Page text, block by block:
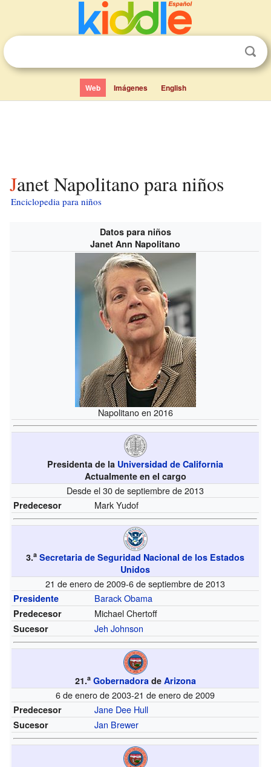
Web Imágenes English
Janet Napolitano para niños
Enciclopedia para niños
Datos para niños
Janet Ann Napolitano
Napolitano en 2016
Presidenta de la Universidad de California
Actualmente en el cargo
Desde el 30 de septiembre de 2013
Predecesor Mark Yudof
3.a Secretaria de Seguridad Nacional de los Estados
Unidos
21 de enero de 2009-6 de septiembre de 2013
Presidente Barack Obama
Predecesor Michael Chertoff
Sucesor Jeh Johnson
21.a Gobernadora de Arizona
6 de enero de 2003-21 de enero de 2009
Predecesor Jane Dee Hull
Sucesor Jan Brewer